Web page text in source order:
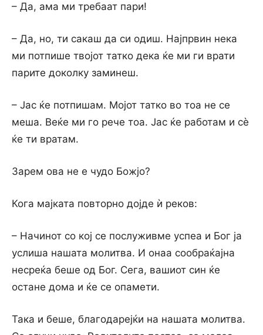
– Да, ама ми требаат пари!
– Да, но, ти сакаш да си одиш. Најпрвин нека
ми потпише твојот татко дека ќе ми ги врати
парите доколку заминеш.
– Јас ќе потпишам. Мојот татко во тоа не се
меша. Веќе ми го рече тоа. Јас ќе работам и сѐ
ќе ти вратам.
Зарем ова не е чудо Божјо?
Кога мајката повторно дојде ѝ реков:
– Начинот со кој се послуживме успеа и Бог ја
услиша нашата молитва. И онаа сообраќајна
несреќа беше од Бог. Сега, вашиот син ќе
остане дома и ќе се опамети.
Така и беше, благодарејќи на нашата молитва.